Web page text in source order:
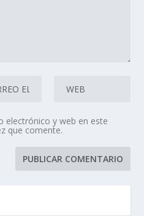
electrónico y web en este
que comente.